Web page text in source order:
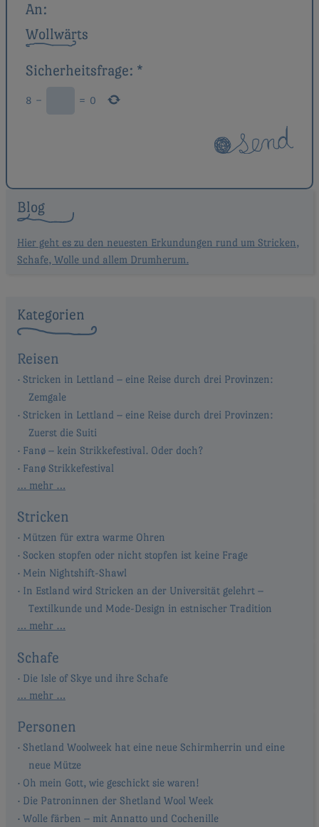
An:
Wollwärts
Sicherheitsfrage: *
8 − = 0
Blog
Hier geht es zu den neuesten Erkundungen rund um Stricken,
Schafe, Wolle und allem Drumherum.
Kategorien
Reisen
Stricken in Lettland – eine Reise durch drei Provinzen:
Zemgale
Stricken in Lettland – eine Reise durch drei Provinzen:
Zuerst die Suiti
Fanø – kein Strikkefestival. Oder doch?
Fanø Strikkefestival
… mehr …
Stricken
Mützen für extra warme Ohren
Socken stopfen oder nicht stopfen ist keine Frage
Mein Nightshift-Shawl
In Estland wird Stricken an der Universität gelehrt –
Textilkunde und Mode-Design in estnischer Tradition
… mehr …
Schafe
Die Isle of Skye und ihre Schafe
… mehr …
Personen
Shetland Woolweek hat eine neue Schirmherrin und eine
neue Mütze
Oh mein Gott, wie geschickt sie waren!
Die Patroninnen der Shetland Wool Week
Wolle färben – mit Annatto und Cochenille